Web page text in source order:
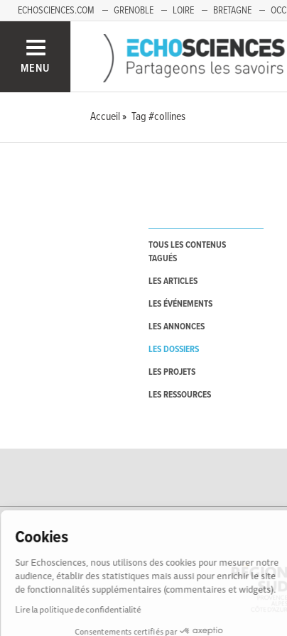
Cookies
Sur Echosciences, nous utilisons des cookies pour mesurer notre
audience, établir des statistiques mais aussi pour enrichir le site
de fonctionnalités supplémentaires (commentaires et widgets).
Lire la politique de confidentialité
Consentements certifiés par
ECHOSCIENCES.COM GRENOBLE LOIRE BRETAGNE
MENU
Accueil Tag #collines
TOUS LES CONTENUS
TAGUÉS
LES ARTICLES
LES ÉVÉNEMENTS
LES ANNONCES
LES DOSSIERS
LES PROJETS
LES RESSOURCES